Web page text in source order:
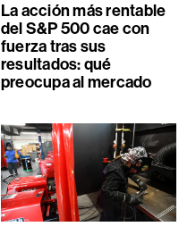
La acción más rentable
del S&P 500 cae con
fuerza tras sus
resultados: qué
preocupa al mercado